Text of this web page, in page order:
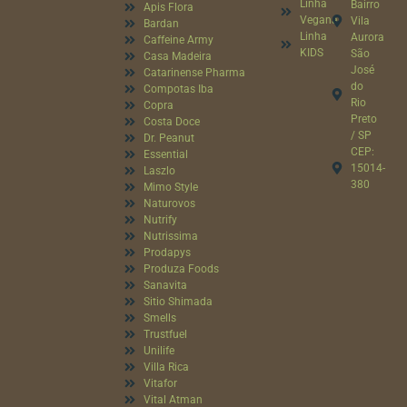
Apis Flora
Bardan
Caffeine Army
Casa Madeira
Catarinense Pharma
Compotas Iba
Copra
Costa Doce
Dr. Peanut
Essential
Laszlo
Mimo Style
Naturovos
Nutrify
Nutrissima
Prodapys
Produza Foods
Sanavita
Sitio Shimada
Smells
Trustfuel
Unilife
Villa Rica
Vitafor
Vital Atman
Linha
Vegana
Linha
KIDS
Bairro
Vila
Aurora
São
José
do
Rio
Preto
/ SP
CEP:
15014-
380